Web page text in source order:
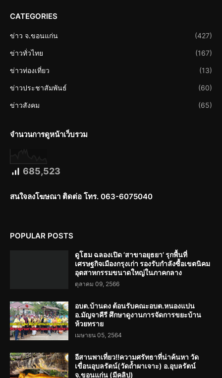
CATEGORIES
ข่าว จ.ขอนแก่น (427)
ข่าวทั่วไทย (167)
ข่าวท่องเที่ยว (13)
ข่าวประชาสัมพันธ์ (60)
ข่าวสังคม (65)
จำนวนการดูหน้าเว็บรวม
685,523
สนใจลงโฆษณา ติดต่อ โทร. 063-6075040
POPULAR POSTS
ดูโฮม ฉลองเปิด ‘สาขาอยุธยา’ รุกพื้นที่
เศรษฐกิจเมืองกรุงเก่า รองรับกำลังซื้อเขตนิคม
อุตสาหกรรมขนาดใหญ่ในภาคกลาง
ตุลาคม 09, 2566
อบต.บ้านดง ต้อนรับคณะอบต.หนองแปน
อ.มัญจาคีรี ศึกษาดูงานการจัดการขยะบ้าน
ห้วยทราย
เมษายน 05, 2564
อีสานพาเที่ยว!!ความศรัทธาที่น่าค้นหา วัด
เขื่อนอุบลรัตน์(วัดถ้ำผาเจาะ) อ.อุบลรัตน์
จ.ขอนแก่น (มีคลิป)